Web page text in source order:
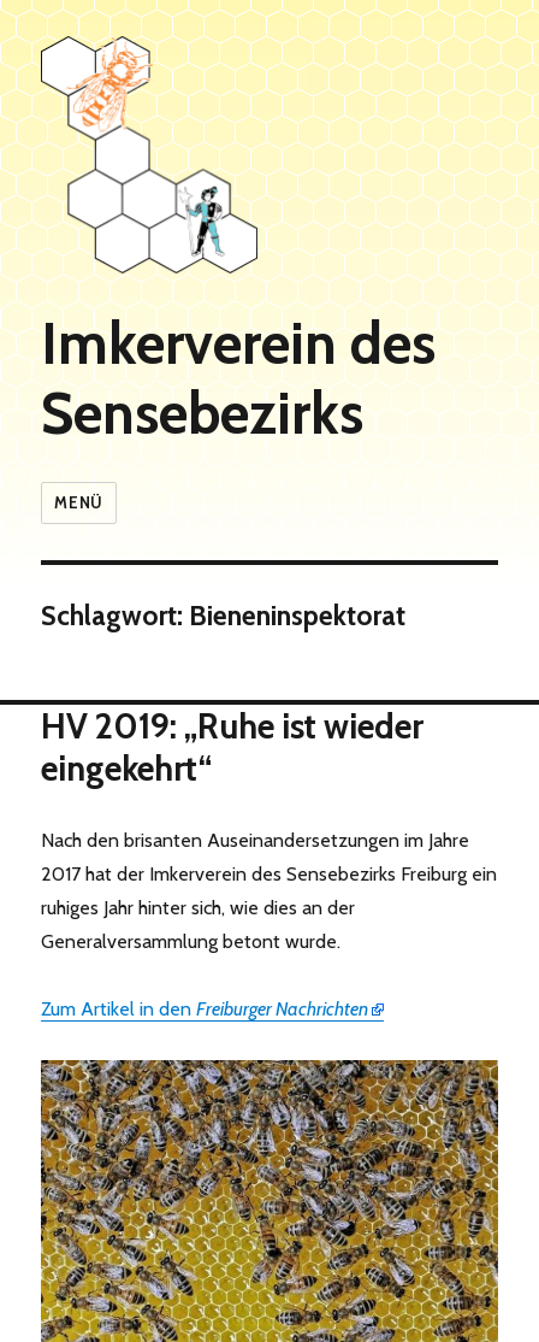
Imkerverein des
Sensebezirks
MENÜ
Schlagwort: Bieneninspektorat
HV 2019: „Ruhe ist wieder
eingekehrt“
Nach den brisanten Auseinandersetzungen im Jahre
2017 hat der Imkerverein des Sensebezirks ­Freiburg ein
ruhiges Jahr hinter sich, wie dies an der
Generalversammlung betont wurde.
Zum Artikel in denFreiburger Nachrichten